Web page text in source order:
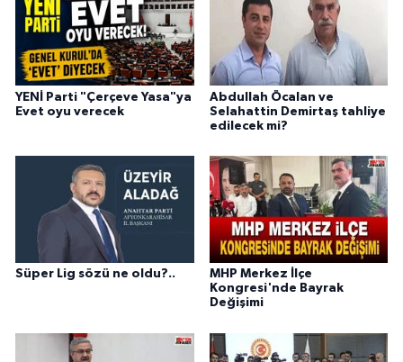
YENİ Parti "Çerçeve Yasa"ya
Evet oyu verecek
Abdullah Öcalan ve
Selahattin Demirtaş tahliye
edilecek mi?
Süper Lig sözü ne oldu?..
MHP Merkez İlçe
Kongresi'nde Bayrak
Değişimi